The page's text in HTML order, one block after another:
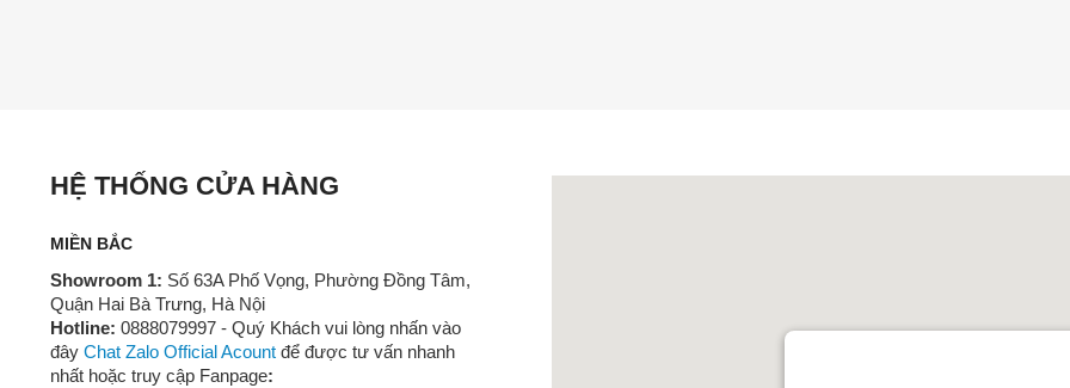
HỆ THỐNG CỬA HÀNG
MIỀN BẮC
Showroom 1: Số 63A Phố Vọng, Phường Đồng Tâm,
Quận Hai Bà Trưng, Hà Nội
Hotline: 0888079997 - Quý Khách vui lòng nhấn vào
đây Chat Zalo Official Acount để được tư vấn nhanh
nhất hoặc truy cập Fanpage: